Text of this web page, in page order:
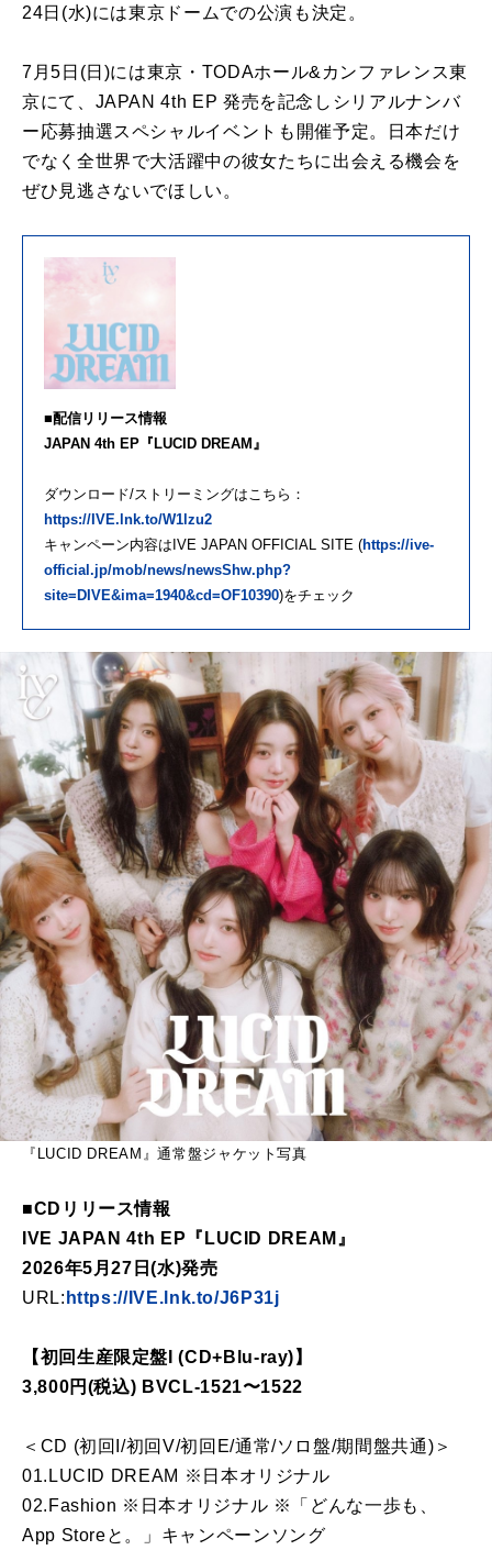
24日(水)には東京ドームでの公演も決定。
7月5日(日)には東京・TODAホール&カンファレンス東
京にて、JAPAN 4th EP 発売を記念しシリアルナンバ
ー応募抽選スペシャルイベントも開催予定。日本だけ
でなく全世界で大活躍中の彼女たちに出会える機会を
ぜひ見逃さないでほしい。
■配信リリース情報
JAPAN 4th EP『LUCID DREAM』
ダウンロード/ストリーミングはこちら：
https://IVE.lnk.to/W1lzu2
キャンペーン内容はIVE JAPAN OFFICIAL SITE (https://ive-
official.jp/mob/news/newsShw.php?
site=DIVE&ima=1940&cd=OF10390)をチェック
『LUCID DREAM』通常盤ジャケット写真
■CDリリース情報
IVE JAPAN 4th EP『LUCID DREAM』
2026年5月27日(水)発売
URL: https://IVE.lnk.to/J6P31j
【初回生産限定盤I (CD+Blu-ray)】
3,800円(税込) BVCL-1521〜1522
＜CD (初回I/初回V/初回E/通常/ソロ盤/期間盤共通)＞
01.LUCID DREAM ※日本オリジナル
02.Fashion ※日本オリジナル ※「どんな一歩も、
App Storeと。」キャンペーンソング